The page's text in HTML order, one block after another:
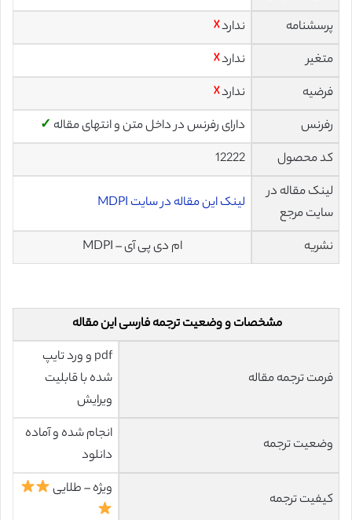
پرسشنامه
ندارد☓
متغیر
ندارد☓
فرضیه
ندارد☓
رفرنس
دارای رفرنس در داخل متن و انتهای مقاله ✓
کد محصول
12222
لینک مقاله در
سایت مرجع
لینک این مقاله در سایت MDPI
نشریه ام دی پی آی – MDPI
مشخصات و وضعیت ترجمه فارسی این مقاله
فرمت ترجمه مقاله
pdf و ورد تایپ
شده با قابلیت
ویرایش
وضعیت ترجمه
انجام شده و آماده
دانلود
کیفیت ترجمه
ویژه – طلایی